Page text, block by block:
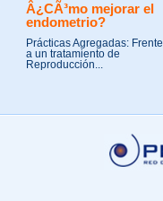
Â¿CÃ³mo mejorar el
endometrio?
Prácticas Agregadas: Frente
a un tratamiento de
Reproducción...